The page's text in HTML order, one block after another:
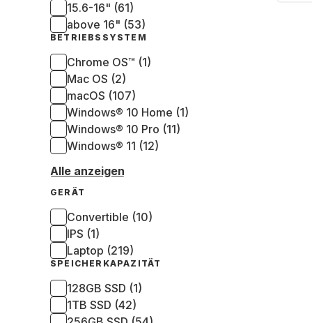
15.6-16" (61)
above 16" (53)
BETRIEBSSYSTEM
Chrome OS™ (1)
Mac OS (2)
macOS (107)
Windows® 10 Home (1)
Windows® 10 Pro (11)
Windows® 11 (12)
Alle anzeigen
GERÄT
Convertible (10)
IPS (1)
Laptop (219)
SPEICHERKAPAZITÄT
128GB SSD (1)
1TB SSD (42)